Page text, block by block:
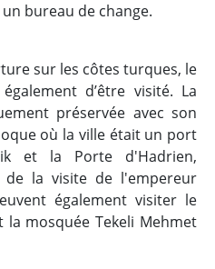
bureau de change.
sur les côtes turques, le
d’être visité. La
préservée avec son
où la ville était un port
et la Porte d'Hadrien,
la visite de l'empereur
également visiter le
mosquée Tekeli Mehmet